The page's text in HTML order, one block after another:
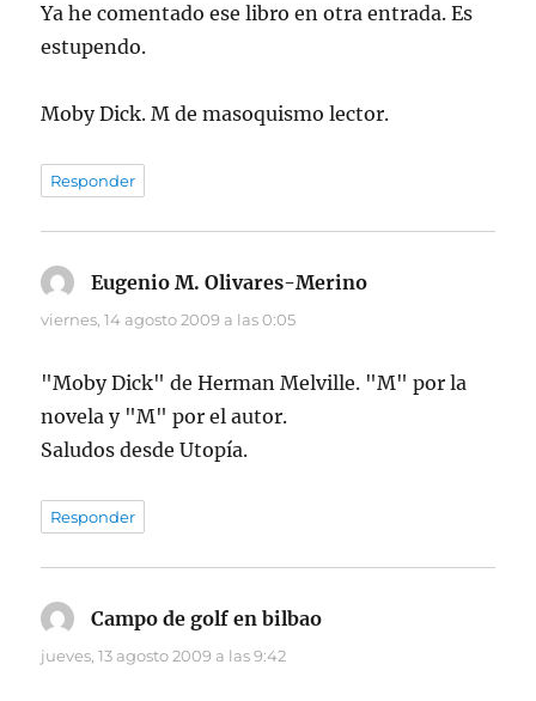
Ya he comentado ese libro en otra entrada. Es
estupendo.
Moby Dick. M de masoquismo lector.
Responder
Eugenio M. Olivares-Merino
viernes, 14 agosto 2009 a las 0:05
"Moby Dick" de Herman Melville. "M" por la
novela y "M" por el autor.
Saludos desde Utopía.
Responder
Campo de golf en bilbao
jueves, 13 agosto 2009 a las 9:42